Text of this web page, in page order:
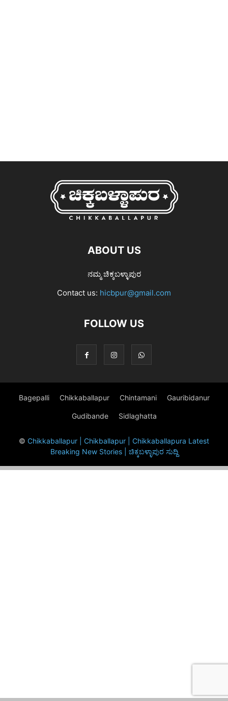
ABOUT US
ನಮ್ಮ ಚಿಕ್ಕಬಳ್ಳಾಪುರ
Contact us: hicbpur@gmail.com
FOLLOW US
Bagepalli Chikkaballapur Chintamani Gauribidanur
Gudibande Sidlaghatta
© Chikkaballapur | Chikballapur | Chikkaballapura Latest
Breaking New Stories | ಚಿಕ್ಕಬಳ್ಳಾಪುರ ಸುದ್ದಿ